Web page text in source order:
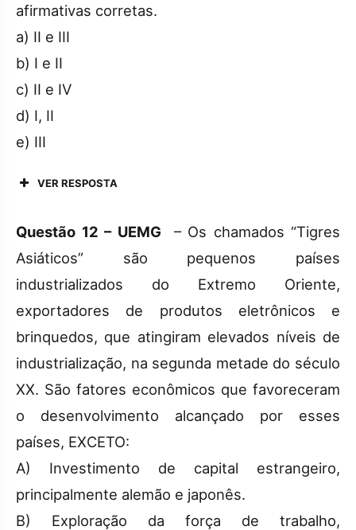
afirmativas corretas.
a) II e III
b) I e II
c) II e IV
d) I, II
e) III
VER RESPOSTA
Questão 12 – UEMG
– Os chamados “Tigres
Asiáticos” são pequenos países
industrializados do Extremo Oriente,
exportadores de produtos eletrônicos e
brinquedos, que atingiram elevados níveis de
industrialização, na segunda metade do século
XX. São fatores econômicos que favoreceram
o desenvolvimento alcançado por esses
países, EXCETO:
A) Investimento de capital estrangeiro,
principalmente alemão e japonês.
B) Exploração da força de trabalho,